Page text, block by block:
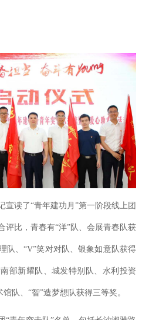
宣读了“青年建功月”第一阶段线上团
评比，青春有“洋”队、会展青春队获
队、“V”笑对对队、银象如意队获得
部新耀队、城发特别队、水利投资
队、“智”造梦想队获得三等奖。